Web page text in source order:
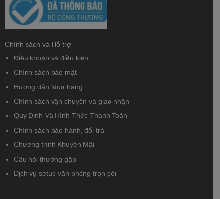
Chính sách và Hỗ trợ
Điều khoản và điều kiện
Chính sách bảo mật
Hướng dẫn Mua hàng
Chính sách vận chuyển và giao nhận
Quy Định Và Hình Thức Thanh Toán
Chính sách bảo hành, đổi trả
Chương trình Khuyến Mãi
Câu hỏi thường gặp
Dịch vụ setup văn phòng trọn gói